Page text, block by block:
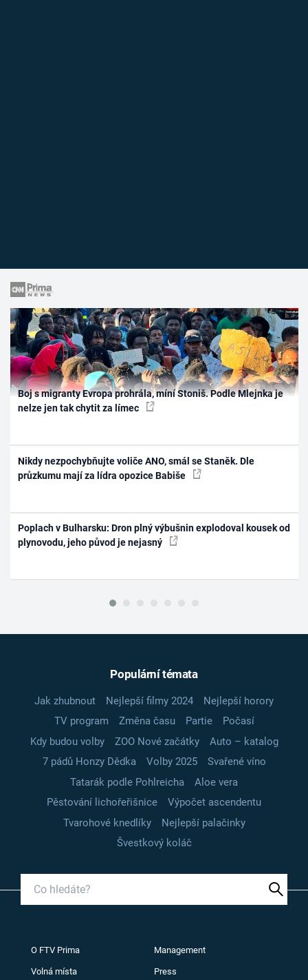
Boj s migranty Evropa prohrála, míní Stoniš. Podle Mlejnka je
nelze jen tak chytit za límec
Nikdy nezpochybňujte voliče ANO, smál se Staněk. Dle
průzkumu mají za lídra opozice Babiše
Poplach v Bulharsku: Dron plný výbušnin explodoval kousek od
plynovodu, jeho původ je nejasný
Populární témata
Jak zhubnout Nejlepší filmy 2024
Nejlepší horory
TV program
Změna času Partie
Počasí
Kdy budou volby
ZOO Nové začátky
Auto – katalog
7 pádů Honzy Dědka
Volby 2025
Svařené víno
Tatarák podle Pohlreicha
Aloe vera
Pěstování lichořeřišnice
Výpočet ascendentu
Tvarohové knedlíky
Nejlepší palačinky
Švestkový koláč
O FTV Prima Management
Volná místa Press